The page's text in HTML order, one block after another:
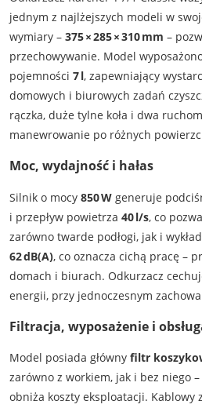
jednym z najlżejszych modeli w
wymiary – 375 × 285 × 310 mm –
przechowywanie. Model
pojemności 7 l, zapewniający
domowych i biurowych zadań
rączka, duże tylne koła i dwa
manewrowanie po różnych
Moc, wydajność i hałas
Silnik o mocy 850 Wgeneruje
i przepływ powietrza 40 l/s, co
zarówno twarde podłogi, jak i
62 dB(A), co oznacza cichą pracę –
domach i biurach. Odkurzacz
energii, przy jednoczesnym
Filtracja, wyposażenie i
Model posiada główny filtr
zarówno z workiem, jak i bez niego
obniża koszty eksploatacji. Kablowy